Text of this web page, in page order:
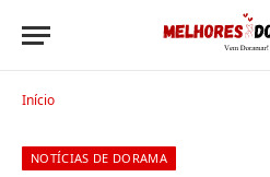
Início
NOTÍCIAS DE DORAMA